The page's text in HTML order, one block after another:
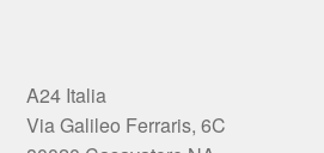
A24 Italia
Via Galileo Ferraris, 6C